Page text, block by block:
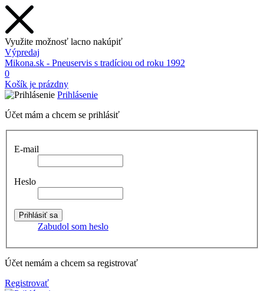
Využite možnosť lacno nakúpiť
Výpredaj
Mikona.sk - Pneuservis s tradíciou od roku 1992
0
Košík je prázdny
Prihlásenie
Účet mám a chcem se prihlásiť
E-mail
Heslo
Zabudol som heslo
Účet nemám a chcem sa registrovať
Registrovať